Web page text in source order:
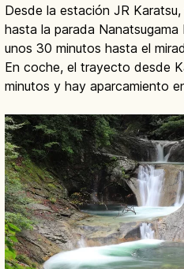
Desde la estación JR
hasta la parada Nanatsugama
unos 30 minutos hasta el
En coche, el trayecto desde
minutos y hay aparcamiento